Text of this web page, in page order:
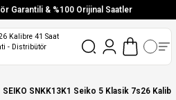
Garantili & %100 Orijinal Saatler
6 Taksit
Stoktan Gönderim
Kargo
SEIKO SNKK13K1 Seiko 5 Klasik 7s26